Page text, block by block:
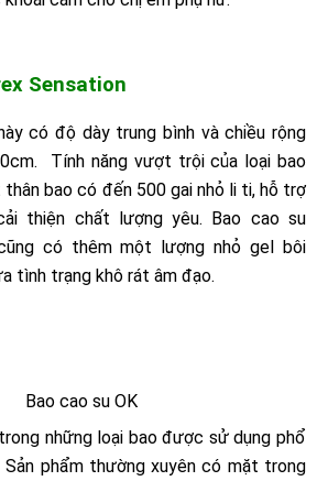
Sensation
có độ dày trung bình và chiều rộng
Tính năng vượt trội của loại bao
thân bao có đến 500 gai nhỏ li ti, hỗ trợ
thiện chất lượng yêu. Bao cao su
có thêm một lượng nhỏ gel bôi
tình trạng khô rát âm đạo.
Bao cao su OK
những loại bao được sử dụng phổ
Sản phẩm thường xuyên có mặt trong